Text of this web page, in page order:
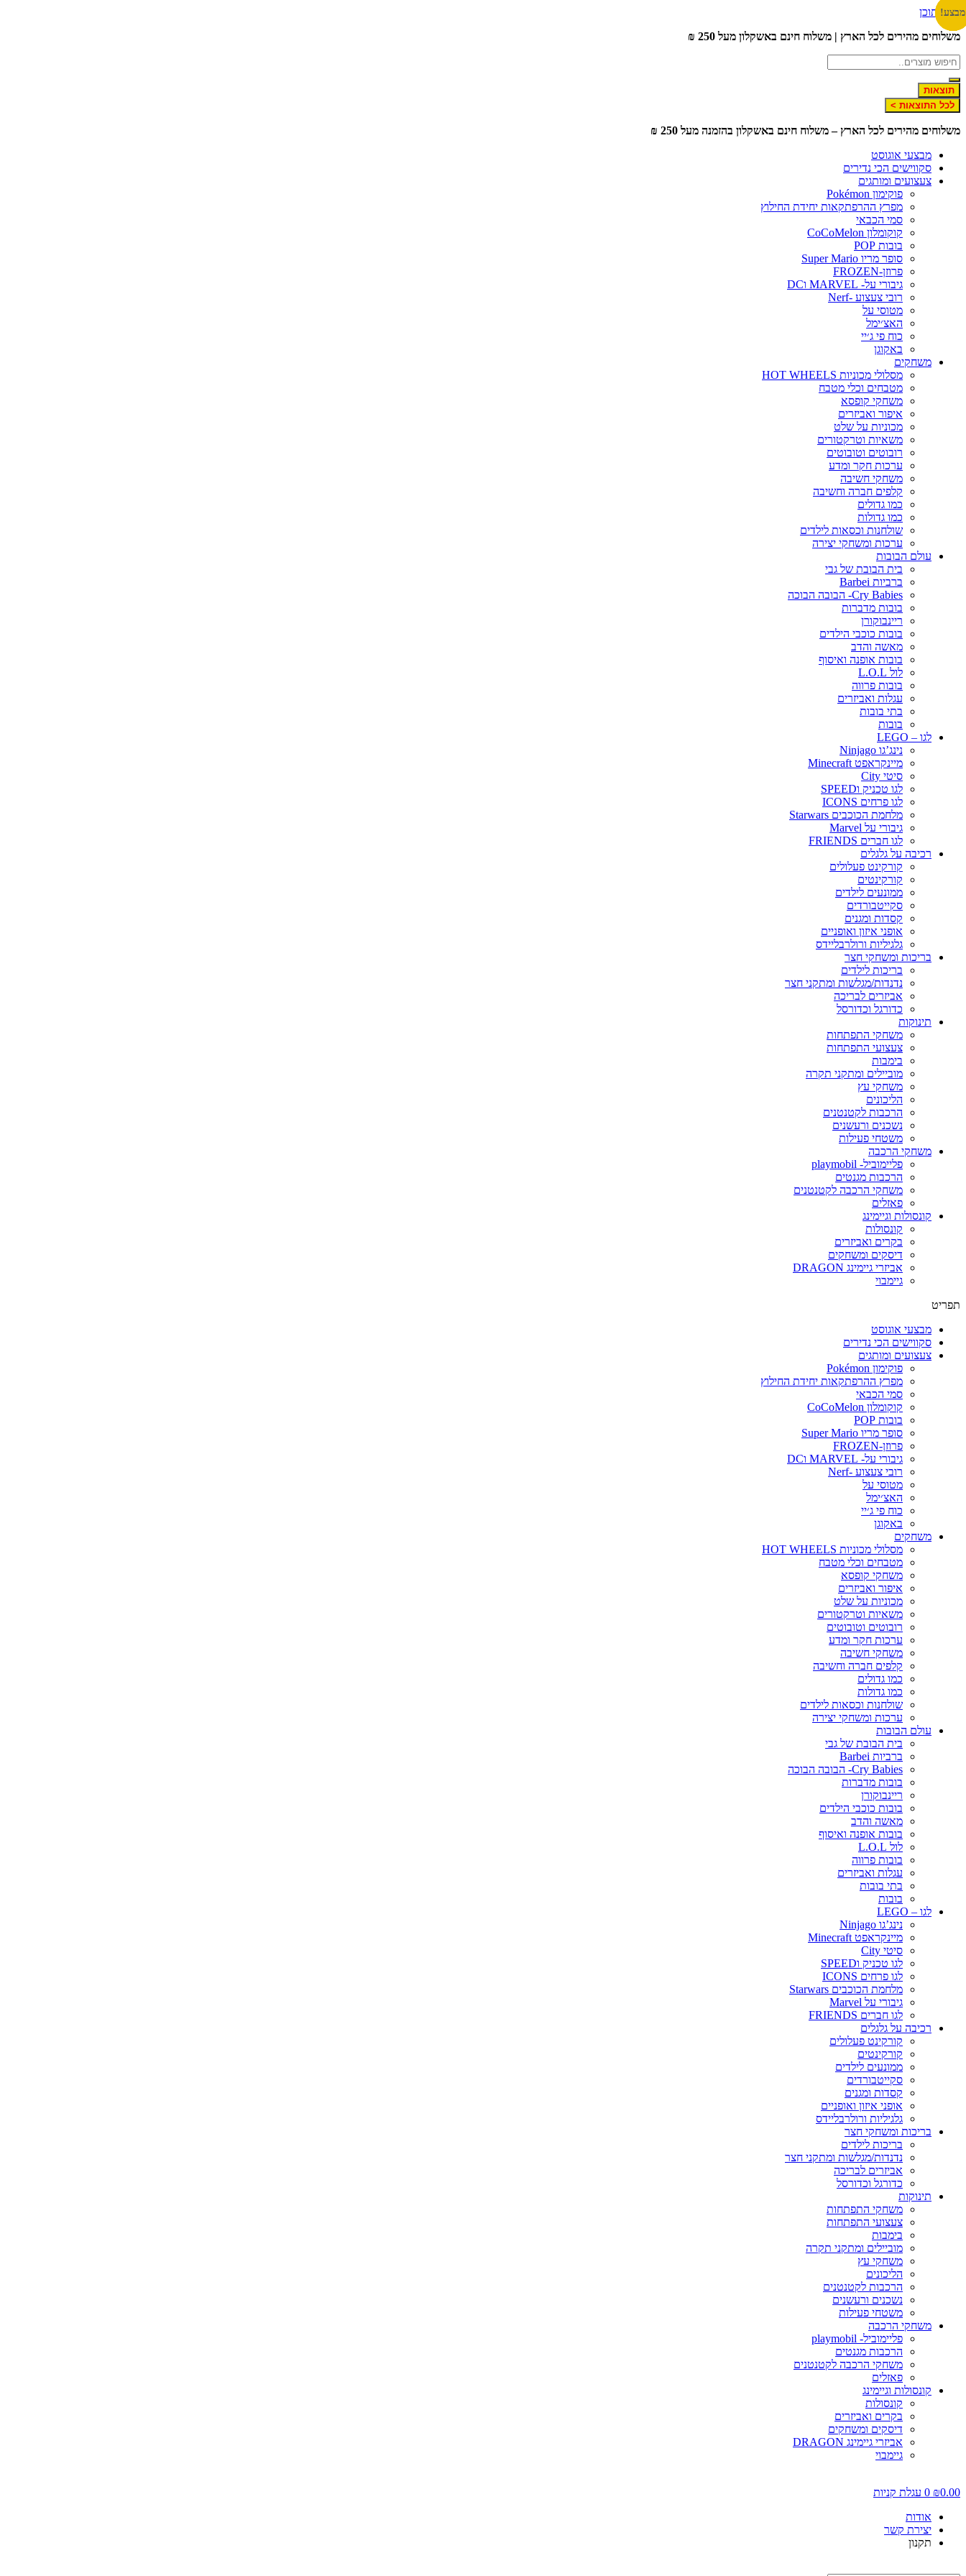
דלג לתוכן
משלוחים מהירים לכל הארץ | משלוח חינם באשקלון מעל 250 ₪
תוצאות
לכל התוצאות >
משלוחים מהירים לכל הארץ – משלוח חינם באשקלון בהזמנה מעל 250 ₪
מבצעי אוגוסט
סקווישים הכי נדירים
צעצועים ומותגים
פוקימון Pokémon
מפרץ ההרפתקאות יחידת החילוץ
סמי הכבאי
קוקומלון CoCoMelon
בובות POP
סופר מריו Super Mario
פרוזן-FROZEN
גיבורי על- MARVEL וDC
רובי צעצוע -Nerf
מטוסי על
האצ׳ימל
כוח פי ג׳יי
באקוגן
משחקים
מסלולי מכוניות HOT WHEELS
מטבחים וכלי מטבח
משחקי קופסא
איפור ואביזרים
מכוניות על שלט
משאיות וטרקטורים
רובוטים וטובוטים
ערכות חקר ומדע
משחקי חשיבה
קלפים חברה וחשיבה
כמו גדולים
כמו גדולות
שולחנות וכסאות לילדים
ערכות ומשחקי יצירה
עולם הבובות
בית הבובת של גבי
ברביות Barbei
Cry Babies- הבובה הבוכה
בובות מדברות
ריינבוקורן
בובות כוכבי הילדים
מאשה והדב
בובות אופנה ואיסוף
לול L.O.L
בובות פרווה
עגלות ואביזרים
בתי בובות
בובות
לגו – LEGO
נינג’גו Ninjago
מיינקראפט Minecraft
סיטי City
לגו טכניק וSPEED
לגו פרחים ICONS
מלחמת הכוכבים Starwars
גיבורי על Marvel
לגו חברים FRIENDS
רכיבה על גלגלים
קורקינט פעלולים
קורקינטים
ממונעים לילדים
סקייטבורדים
קסדות ומגנים
אופני איזון ואופניים
גלגיליות ורולרבליידס
בריכות ומשחקי חצר
בריכות לילדים
נדנדות/מגלשות ומתקני חצר
אביזרים לבריכה
כדורגל וכדורסל
תינוקות
משחקי התפתחות
צעצועי התפתחות
בימבות
מוביילים ומתקני תקרה
משחקי עץ
הליכונים
הרכבות לקטנטנים
נשכנים ורעשנים
משטחי פעילות
משחקי הרכבה
פליימוביל- playmobil
הרכבות מגנטים
משחקי הרכבה לקטנטנים
פאזלים
קונסולות וגיימינג
קונסולות
בקרים ואביזרים
דיסקים ומשחקים
אביזרי גיימינג DRAGON
גיימבוי
תפריט
מבצעי אוגוסט
סקווישים הכי נדירים
צעצועים ומותגים
פוקימון Pokémon
מפרץ ההרפתקאות יחידת החילוץ
סמי הכבאי
קוקומלון CoCoMelon
בובות POP
סופר מריו Super Mario
פרוזן-FROZEN
גיבורי על- MARVEL וDC
רובי צעצוע -Nerf
מטוסי על
האצ׳ימל
כוח פי ג׳יי
באקוגן
משחקים
מסלולי מכוניות HOT WHEELS
מטבחים וכלי מטבח
משחקי קופסא
איפור ואביזרים
מכוניות על שלט
משאיות וטרקטורים
רובוטים וטובוטים
ערכות חקר ומדע
משחקי חשיבה
קלפים חברה וחשיבה
כמו גדולים
כמו גדולות
שולחנות וכסאות לילדים
ערכות ומשחקי יצירה
עולם הבובות
בית הבובת של גבי
ברביות Barbei
Cry Babies- הבובה הבוכה
בובות מדברות
ריינבוקורן
בובות כוכבי הילדים
מאשה והדב
בובות אופנה ואיסוף
לול L.O.L
בובות פרווה
עגלות ואביזרים
בתי בובות
בובות
לגו – LEGO
נינג’גו Ninjago
מיינקראפט Minecraft
סיטי City
לגו טכניק וSPEED
לגו פרחים ICONS
מלחמת הכוכבים Starwars
גיבורי על Marvel
לגו חברים FRIENDS
רכיבה על גלגלים
קורקינט פעלולים
קורקינטים
ממונעים לילדים
סקייטבורדים
קסדות ומגנים
אופני איזון ואופניים
גלגיליות ורולרבליידס
בריכות ומשחקי חצר
בריכות לילדים
נדנדות/מגלשות ומתקני חצר
אביזרים לבריכה
כדורגל וכדורסל
תינוקות
משחקי התפתחות
צעצועי התפתחות
בימבות
מוביילים ומתקני תקרה
משחקי עץ
הליכונים
הרכבות לקטנטנים
נשכנים ורעשנים
משטחי פעילות
משחקי הרכבה
פליימוביל- playmobil
הרכבות מגנטים
משחקי הרכבה לקטנטנים
פאזלים
קונסולות וגיימינג
קונסולות
בקרים ואביזרים
דיסקים ומשחקים
אביזרי גיימינג DRAGON
גיימבוי
₪0.00
0 עגלת קניות
אודות
יצירת קשר
תקנון
מבצע!
מבצע!
מבצע!
מבצע!
מבצע!